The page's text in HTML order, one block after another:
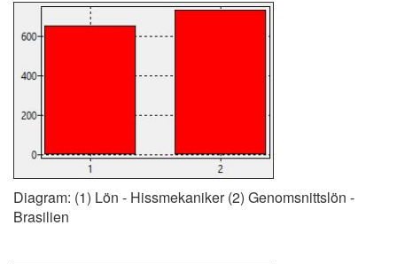
Diagram: (1) Lön - Hissmekaniker (2) Genomsnittslön -
Brasilien